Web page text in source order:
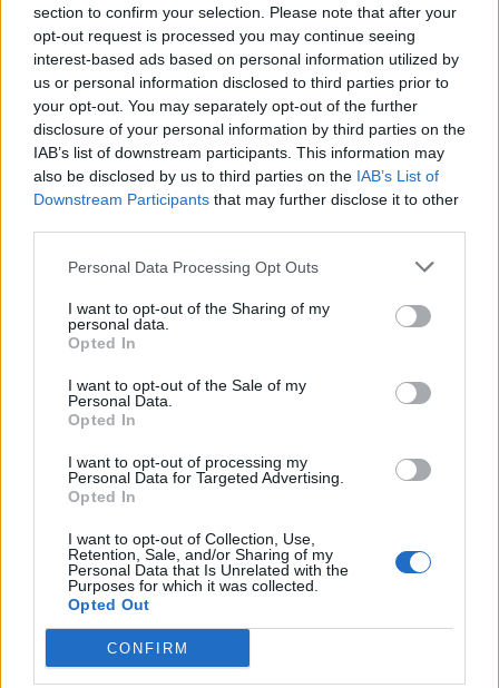
section to confirm your selection. Please note that after your
opt-out request is processed you may continue seeing
interest-based ads based on personal information utilized by
us or personal information disclosed to third parties prior to
your opt-out. You may separately opt-out of the further
disclosure of your personal information by third parties on the
IAB’s list of downstream participants. This information may
also be disclosed by us to third parties on the IAB’s List of
Downstream Participants that may further disclose it to other
Personal Data Processing Opt Outs
I want to opt-out of the Sharing of my
personal data.
Opted In
I want to opt-out of the Sale of my
Personal Data.
Opted In
I want to opt-out of processing my
Personal Data for Targeted Advertising.
Opted In
I want to opt-out of Collection, Use,
Retention, Sale, and/or Sharing of my
Personal Data that Is Unrelated with the
Purposes for which it was collected.
Opted Out
CONFIRM
Save my name, email, and website in this browser for the
Notify me of follow-up comments by email.
13,262 Követő
LEGFRISSEBB